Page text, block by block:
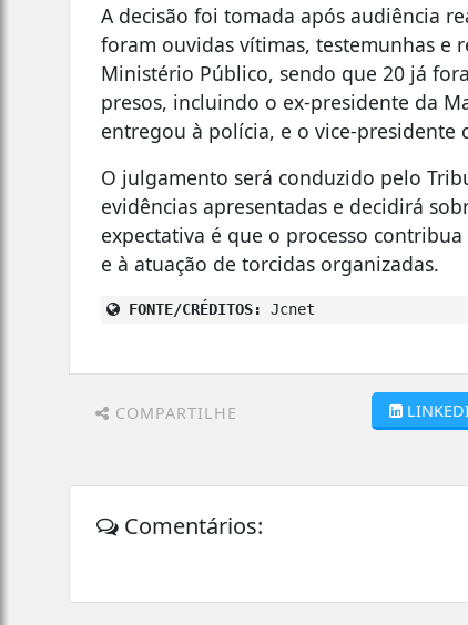
A decisão foi tomada após audiência
foram ouvidas vítimas, testemunhas e
Ministério Público, sendo que 20 já
presos, incluindo o ex-presidente da
entregou à polícia, e o vice-presidente
O julgamento será conduzido pelo
evidências apresentadas e decidirá
expectativa é que o processo
e à atuação de torcidas organizadas.
FONTE/CRÉDITOS: Jcnet
COMPARTILHE
Comentários: